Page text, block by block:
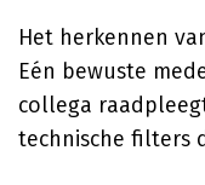
Het herkennen
Eén bewuste
collega
technische filters